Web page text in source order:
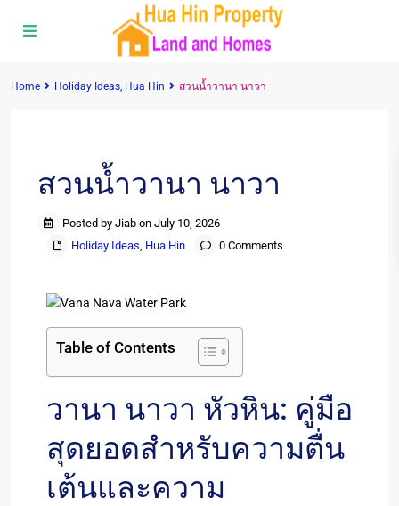
Home Holiday Ideas, Hua Hin สวนน้ำวานา นาวา
สวนน้ำวานา นาวา
Posted by Jiab on July 10, 2026
Holiday Ideas, Hua Hin 0 Comments
Table of Contents
วานา นาวา หัวหิน: คู่มือ
สุดยอดสำหรับความตื่น
เต้นและความ